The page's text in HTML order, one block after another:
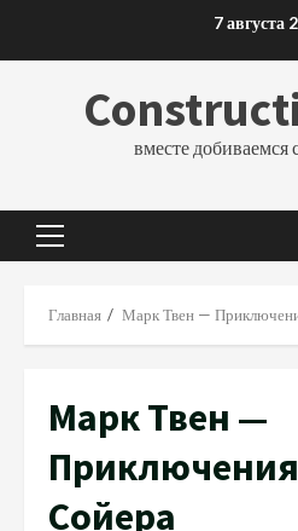
7 августа
вместе добиваемся
Основное
Главная Марк Твен —
Марк Твен —
Сойера